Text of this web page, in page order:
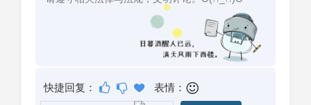
快捷回复： 表情：